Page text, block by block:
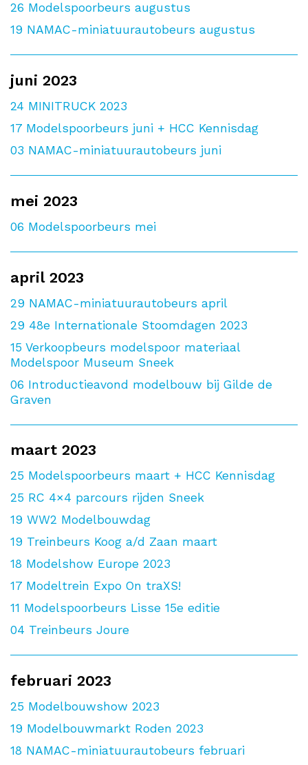
26 Modelspoorbeurs augustus
19 NAMAC-miniatuurautobeurs augustus
juni 2023
24 MINITRUCK 2023
17 Modelspoorbeurs juni + HCC Kennisdag
03 NAMAC-miniatuurautobeurs juni
mei 2023
06 Modelspoorbeurs mei
april 2023
29 NAMAC-miniatuurautobeurs april
29 48e Internationale Stoomdagen 2023
15 Verkoopbeurs modelspoor materiaal
Modelspoor Museum Sneek
06 Introductieavond modelbouw bij Gilde de
Graven
maart 2023
25 Modelspoorbeurs maart + HCC Kennisdag
25 RC 4×4 parcours rijden Sneek
19 WW2 Modelbouwdag
19 Treinbeurs Koog a/d Zaan maart
18 Modelshow Europe 2023
17 Modeltrein Expo On traXS!
11 Modelspoorbeurs Lisse 15e editie
04 Treinbeurs Joure
februari 2023
25 Modelbouwshow 2023
19 Modelbouwmarkt Roden 2023
18 NAMAC-miniatuurautobeurs februari